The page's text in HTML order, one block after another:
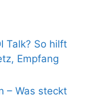
Talk? So hilft
Empfang
– Was steckt